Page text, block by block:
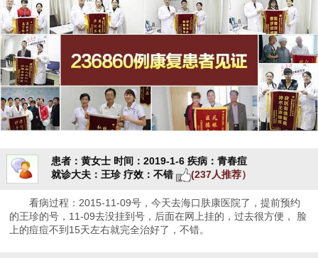
患者：黄女士 时间：2019-1-6 疾病：青春痘
就诊大夫：王珍 疗效：不错 (237人推荐）
看病过程：2015-11-09号，今天去海口肤康医院了，提前预约
的王珍的号，11-09去没挂到号，后面在网上挂的，过去很方便， 脸
上的痘痘不到15天左右就完全治好了，不错。